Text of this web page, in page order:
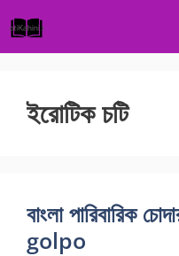
to
content
ইরোটিক চটি
বাংলা পারিবারিক
golpo